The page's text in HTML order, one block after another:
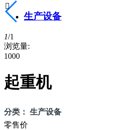
生产设备
1/1
浏览量:
1000
起重机
分类： 生产设备
零售价
